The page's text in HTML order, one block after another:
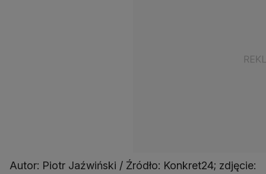
Autor: Piotr Jaźwiński / Źródło: Konkret24; zdjęcie: